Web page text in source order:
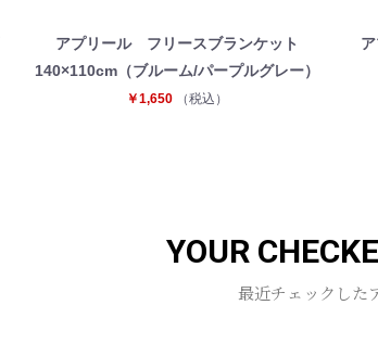
アプリール フリースブランケット
140×110cm（ブルーム/パープルグレー）
￥1,650 （税込）
YOUR
最近チェックした